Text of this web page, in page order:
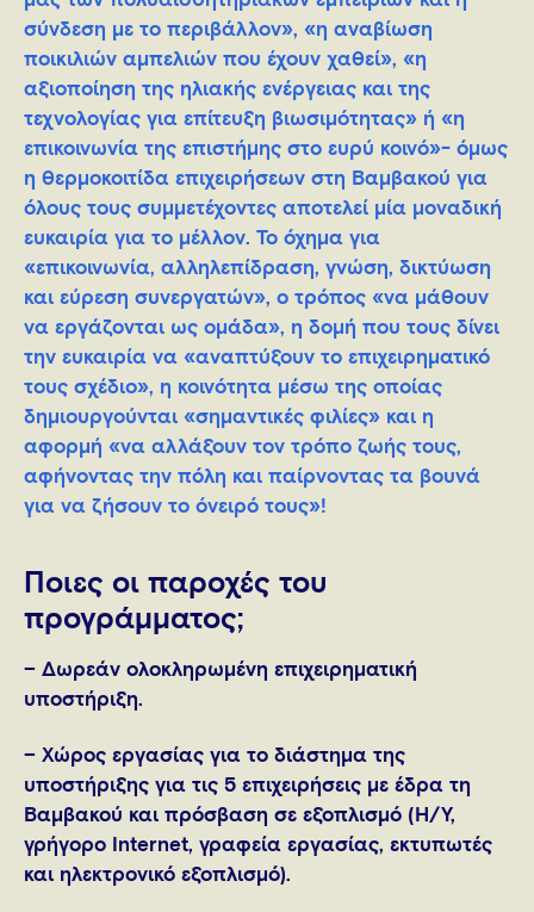
σύνδεση με το περιβάλλον», «η αναβίωση
ποικιλιών αμπελιών που έχουν χαθεί», «η
αξιοποίηση της ηλιακής ενέργειας και της
τεχνολογίας για επίτευξη βιωσιμότητας» ή «η
επικοινωνία της επιστήμης στο ευρύ κοινό»- όμως
η θερμοκοιτίδα επιχειρήσεων στη Βαμβακού για
όλους τους συμμετέχοντες αποτελεί μία μοναδική
ευκαιρία για το μέλλον. Το όχημα για
«επικοινωνία, αλληλεπίδραση, γνώση, δικτύωση
και εύρεση συνεργατών», ο τρόπος «να μάθουν
να εργάζονται ως ομάδα», η δομή που τους δίνει
την ευκαιρία να «αναπτύξουν το επιχειρηματικό
τους σχέδιο», η κοινότητα μέσω της οποίας
δημιουργούνται «σημαντικές φιλίες» και η
αφορμή «να αλλάξουν τον τρόπο ζωής τους,
αφήνοντας την πόλη και παίρνοντας τα βουνά
για να ζήσουν το όνειρό τους»!
Ποιες οι παροχές του
προγράμματος;
– Δωρεάν ολοκληρωμένη επιχειρηματική
υποστήριξη.
– Χώρος εργασίας για το διάστημα της
υποστήριξης για τις 5 επιχειρήσεις με έδρα τη
Βαμβακού και πρόσβαση σε εξοπλισμό (Η/Υ,
γρήγορο Internet, γραφεία εργασίας, εκτυπωτές
και ηλεκτρονικό εξοπλισμό).